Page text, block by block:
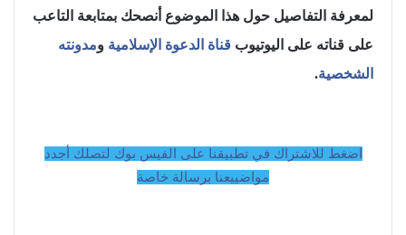
لمعرفة التفاصيل حول هذا الموضوع أنصحك بمتابعة التاعب
على قناته على اليوتيوب قناة الدعوة الإسلامية ومدونته
الشخصية.
اضغط للاشتراك في تطبيقنا على الفيس بوك لتصلك أجدد
مواضييعنا برسالة خاصة